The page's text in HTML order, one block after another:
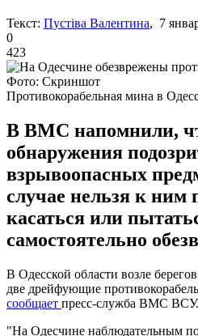
Текст: Пустіва Валентина, 7
0
423
Фото: Скриншот
Противокорабельная мина в
В ВМС напомнили,
обнаружения
взрывоопасных
случае нельзя к ним
касаться или
самостоятельно
В Одесской области возле
две дрейфующие
сообщает пресс-служба ВМС ВСУ.
"На Одесчине наблюдательным